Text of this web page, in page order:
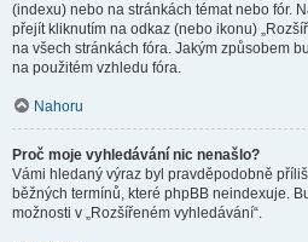
(indexu) nebo na stránkách témat nebo fór.
přejít kliknutím na odkaz (nebo ikonu)
na všech stránkách fóra. Jakým způsobem
na použitém vzhledu fóra.
Nahoru
Proč moje vyhledávání nic nenašlo?
Vámi hledaný výraz byl pravděpodobně
běžných termínů, které phpBB neindexuje.
možnosti v „Rozšířeném vyhledávání“.